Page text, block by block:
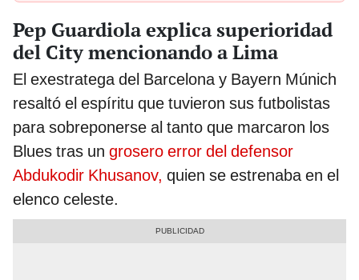
Pep Guardiola explica superioridad
del City mencionando a Lima
El exestratega del Barcelona y Bayern Múnich
resaltó el espíritu que tuvieron sus futbolistas
para sobreponerse al tanto que marcaron los
Blues tras un grosero error del defensor
Abdukodir Khusanov, quien se estrenaba en el
elenco celeste.